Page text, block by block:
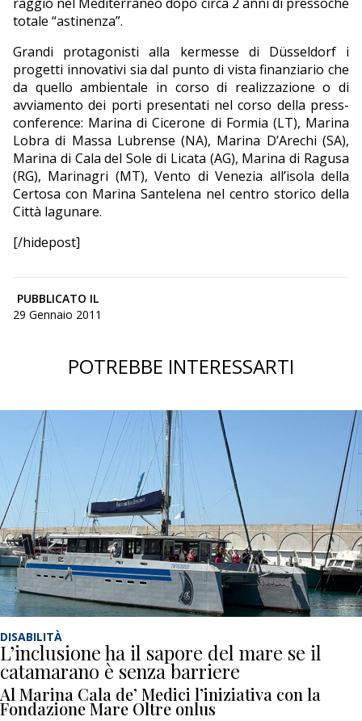
totale “astinenza”.
Grandi protagonisti alla kermesse di Düsseldorf i
progetti innovativi sia dal punto di vista finanziario che
da quello ambientale in corso di realizzazione o di
avviamento dei porti presentati nel corso della press-
conference: Marina di Cicerone di Formia (LT), Marina
Lobra di Massa Lubrense (NA), Marina D’Arechi (SA),
Marina di Cala del Sole di Licata (AG), Marina di Ragusa
(RG), Marinagri (MT), Vento di Venezia all’isola della
Certosa con Marina Santelena nel centro storico della
Città lagunare.
[/hidepost]
PUBBLICATO IL
29 Gennaio 2011
POTREBBE INTERESSARTI
DISABILITÀ
L’inclusione ha il sapore del mare se il
catamarano è senza barriere
Al Marina Cala de’ Medici l’iniziativa con la
Fondazione Mare Oltre onlus